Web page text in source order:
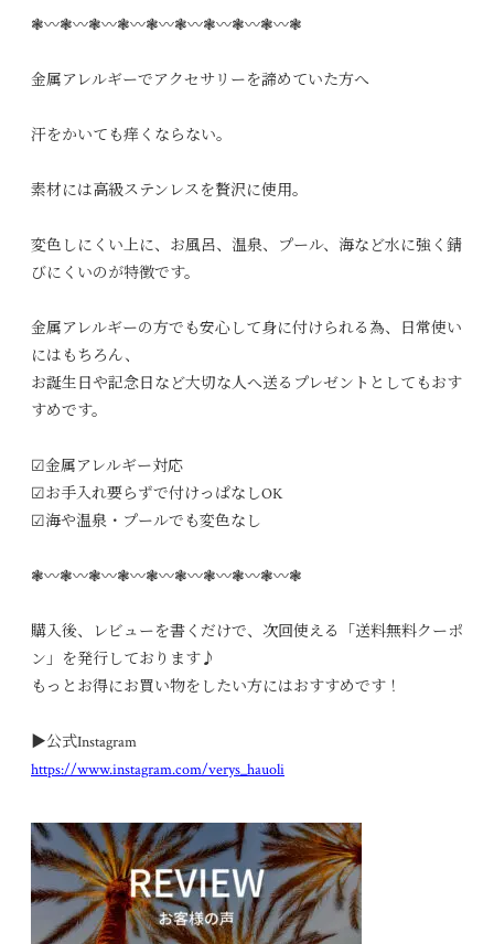
❃〰︎❃〰︎❃〰︎❃〰︎❃〰︎❃〰︎❃〰︎❃〰︎❃〰︎❃
金属アレルギーでアクセサリーを諦めていた方へ
汗をかいても痒くならない。
素材には高級ステンレスを贅沢に使用。
変色しにくい上に、お風呂、温泉、プール、海など水に強く錆
びにくいのが特徴です。
金属アレルギーの方でも安心して身に付けられる為、日常使い
にはもちろん、
お誕生日や記念日など大切な人へ送るプレゼントとしてもおす
すめです。
☑︎金属アレルギー対応
☑︎お手入れ要らずで付けっぱなしOK
☑︎海や温泉・プールでも変色なし
❃〰︎❃〰︎❃〰︎❃〰︎❃〰︎❃〰︎❃〰︎❃〰︎❃〰︎❃
購入後、レビューを書くだけで、次回使える「送料無料クーポ
ン」を発行しております♪
もっとお得にお買い物をしたい方にはおすすめです！
▶︎公式Instagram
https://www.instagram.com/verys_hauoli